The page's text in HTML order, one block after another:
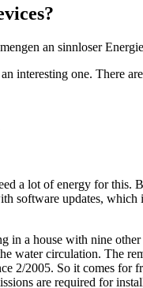
an sinnloser
interesting one. There
a lot of energy for this.
software updates,
in a house with nine
water circulation. The
2/2005. So it comes for
are required for